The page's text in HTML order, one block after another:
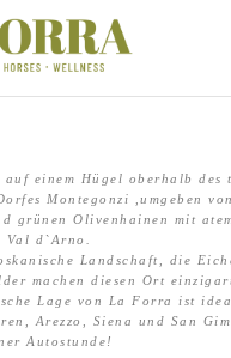
einem Hügel oberhalb des
Montegonzi ,umgeben
grünen Olivenhainen mit
d`Arno.
Landschaft, die
machen diesen Ort
Lage von La Forra ist
Arezzo, Siena und San
Autostunde!